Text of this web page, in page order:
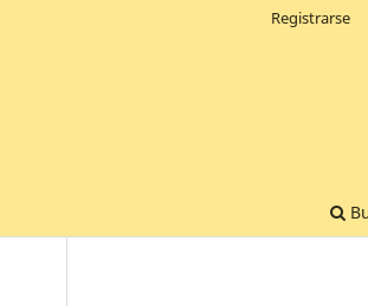
Registrarse